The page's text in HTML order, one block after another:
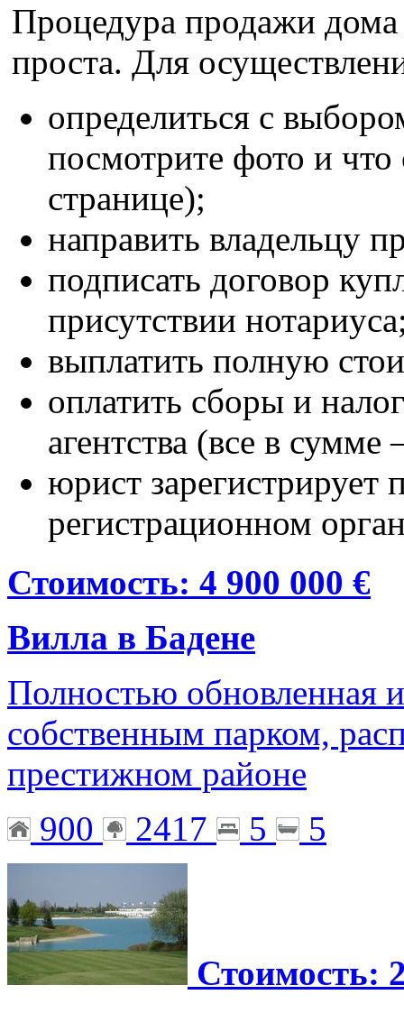
Процедура продажи
проста. Для
определиться с
посмотрите фото и что
странице);
направить владельцу
подписать договор
присутствии
выплатить полную
оплатить сборы и
агентства (все в
юрист
регистрационном
Стоимость: 4 900 000 €
Вилла в Бадене
Полностью обновленная
собственным парком,
престижном районе
900
2417 5 5
Стоимость: